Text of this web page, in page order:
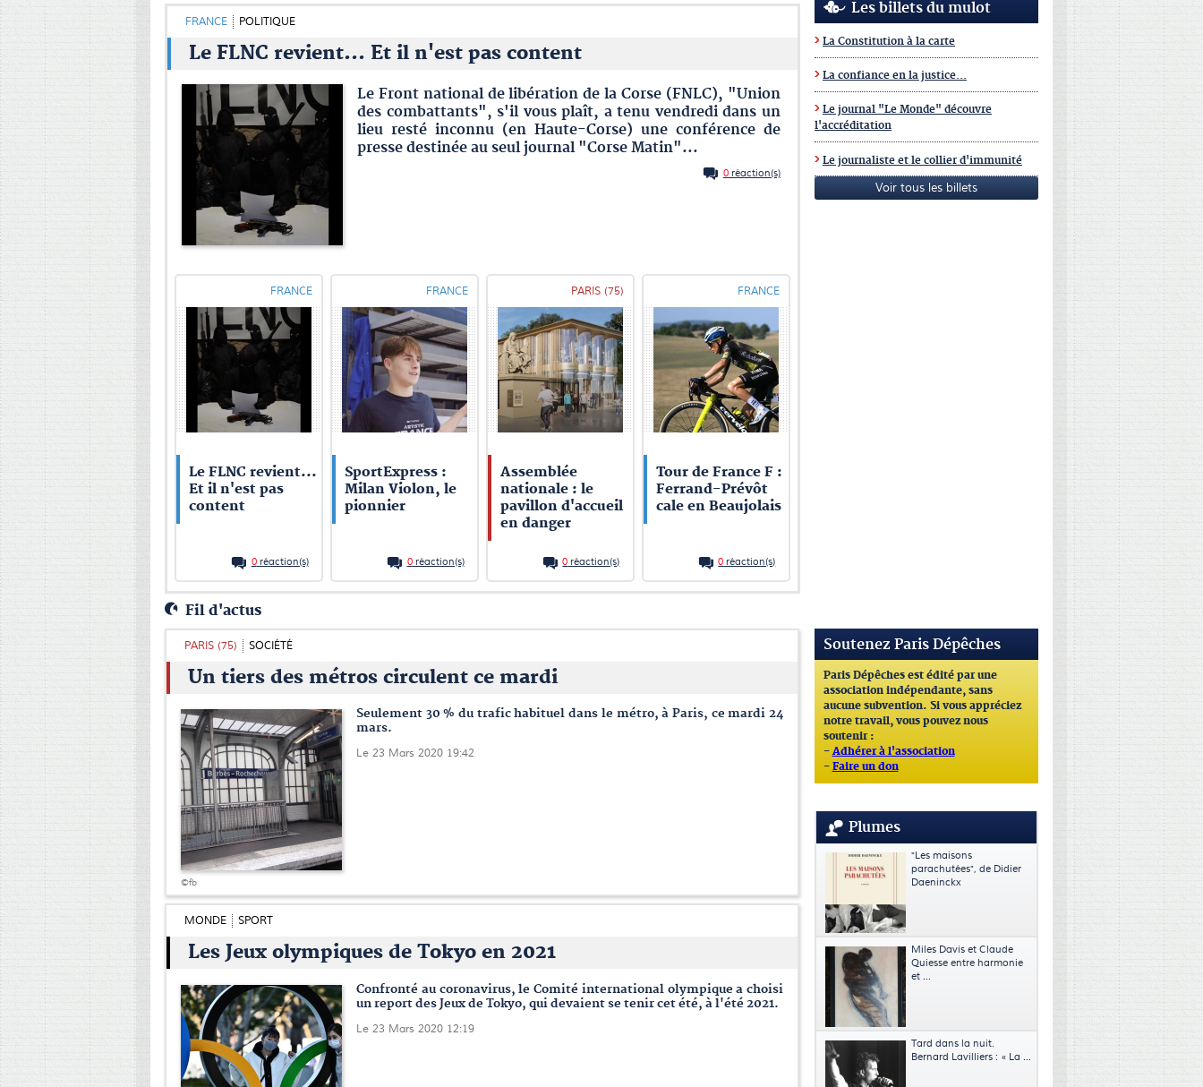
FRANCE POLITIQUE
Le FLNC revient... Et il n'est pas content
Le Front national de libération de la Corse (FNLC), "Union
des combattants", s'il vous plaît, a tenu vendredi dans un
lieu resté inconnu (en Haute-Corse) une conférence de
presse destinée au seul journal "Corse Matin"...
0réaction(s)
FRANCE SPORT
SportExpress : Milan Violon, le
Quand la natation artistique
basket joue au panier
attire de plus en plus,
son trophée et quand
L’actualité du sport et ses à-
FRANCE
Le FLNC revient...
Et il n'est pas
content
0réaction(s)
FRANCE
SportExpress :
Milan Violon, le
pionnier
0réaction(s)
PARIS (75)
Assemblée
nationale : le
pavillon d'accueil
en danger
0 réaction(s)
FRANCE
Tour de France F :
Ferrand-Prévôt
cale en Beaujolais
0 réaction(s)
Les billets du mulot
La Constitution à la carte
La confiance en la justice...
Le journal "Le Monde" découvre
l'accréditation
Le journaliste et le collier d'immunité
Voir tous les billets
Fil d'actus
PARIS (75) SOCIÉTÉ
Un tiers des métros circulent ce mardi
©fb
Seulement 30 % du trafic habituel dans le métro, à Paris, ce mardi 24
mars.
Le 23 Mars 2020 19:42
MONDE SPORT
Les Jeux olympiques de Tokyo en 2021
Confronté au coronavirus, le Comité international olympique a choisi
un report des Jeux de Tokyo, qui devaient se tenir cet été, à l'été 2021.
Le 23 Mars 2020 12:19
Soutenez Paris Dépêches
Paris Dépêches est édité par une
association indépendante, sans
aucune subvention. Si vous appréciez
notre travail, vous pouvez nous
soutenir :
- Adhérer à l'association
- Faire un don
Plumes
"Les maisons
parachutées", de Didier
Daeninckx
Miles Davis et Claude
Quiesse entre harmonie
et ...
Tard dans la nuit.
Bernard Lavilliers : « La ...